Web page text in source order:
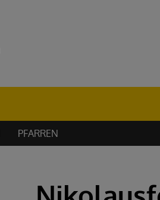
PFARREN